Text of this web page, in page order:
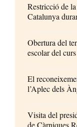
Restricció de
Catalunya
Obertura del
escolar del
El
l’Aplec dels
Visita del
de Càrniques